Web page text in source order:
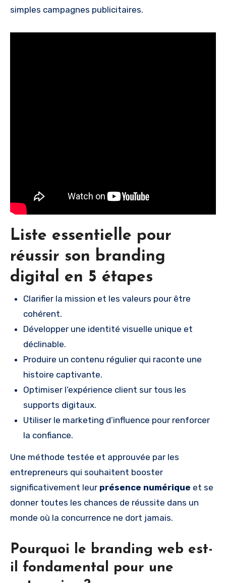
simples campagnes publicitaires.
Liste essentielle pour
réussir son branding
digital en 5 étapes
Clarifier la mission et les valeurs pour être
cohérent.
Développer une identité visuelle unique et
déclinable.
Produire un contenu régulier qui raconte une
histoire captivante.
Optimiser l’expérience client sur tous les
supports digitaux.
Utiliser le marketing d’influence pour renforcer
la confiance.
Une méthode testée et approuvée par les
entrepreneurs qui souhaitent booster
significativement leur présence numérique et se
donner toutes les chances de réussite dans un
monde où la concurrence ne dort jamais.
Pourquoi le branding web est-
il fondamental pour une